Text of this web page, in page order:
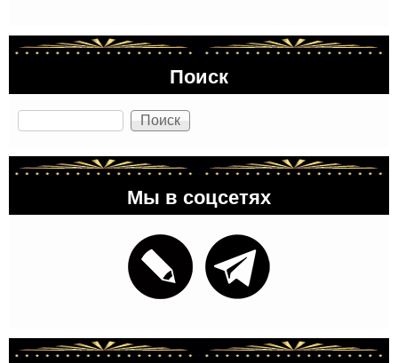
Поиск
Поиск
Мы в соцсетях